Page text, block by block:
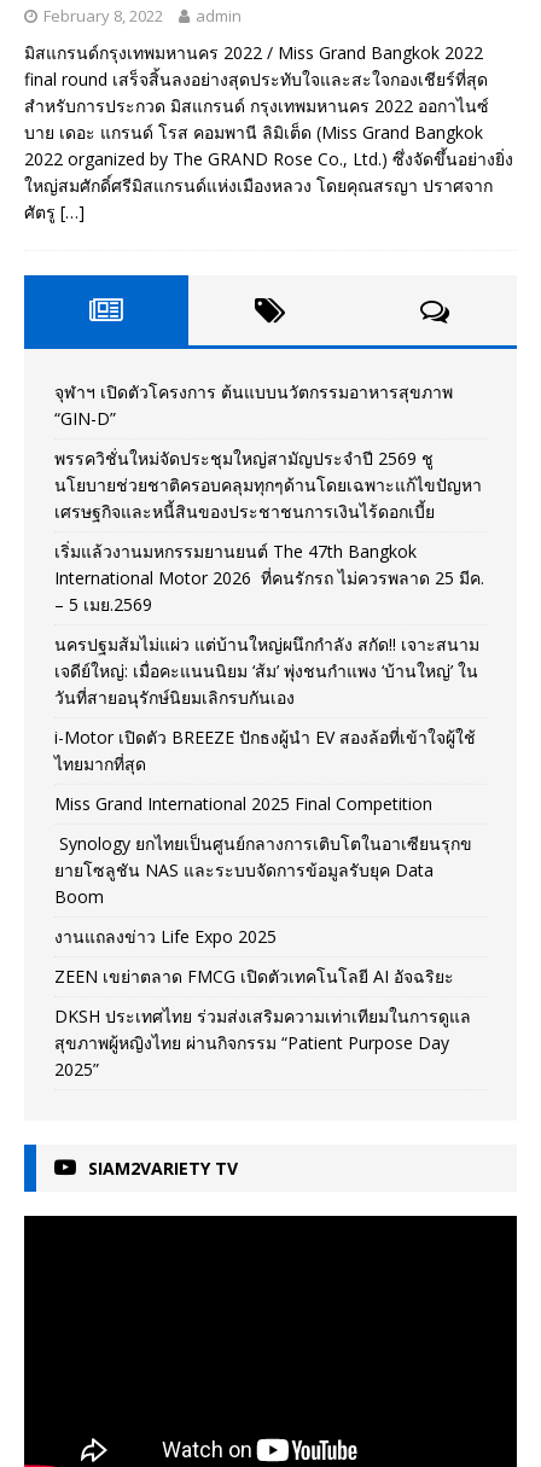
February 8, 2022 admin
มิสแกรนด์กรุงเทพมหานคร 2022 / Miss Grand Bangkok 2022
final round เสร็จสิ้นลงอย่างสุดประทับใจและสะใจกองเชียร์ที่สุด
สำหรับการประกวด มิสแกรนด์ กรุงเทพมหานคร 2022 ออกาไนซ์
บาย เดอะ แกรนด์ โรส คอมพานี ลิมิเต็ด (Miss Grand Bangkok
2022 organized by The GRAND Rose Co., Ltd.) ซึ่งจัดขึ้นอย่างยิ่ง
ใหญ่สมศักดิ์ศรีมิสแกรนด์แห่งเมืองหลวง โดยคุณสรญา ปราศจาก
ศัตรู […]
จุฬาฯ เปิดตัวโครงการ ต้นแบบนวัตกรรมอาหารสุขภาพ
“GIN-D”
พรรควิชั่นใหม่จัดประชุมใหญ่สามัญประจำปี 2569 ชู
นโยบายช่วยชาติครอบคลุมทุกๆด้านโดยเฉพาะแก้ไขปัญหา
เศรษฐกิจและหนี้สินของประชาชนการเงินไร้ดอกเบี้ย
เริ่มแล้วงานมหกรรมยานยนต์ The 47th Bangkok
International Motor 2026 ที่คนรักรถ ไม่ควรพลาด 25 มีค.
– 5 เมย.2569
นครปฐมส้มไม่แผ่ว แต่บ้านใหญ่ผนึกกำลัง สกัด!! เจาะสนาม
เจดีย์ใหญ่: เมื่อคะแนนนิยม ‘ส้ม’ พุ่งชนกำแพง ‘บ้านใหญ่’ ใน
วันที่สายอนุรักษ์นิยมเลิกรบกันเอง
i-Motor เปิดตัว BREEZE ปักธงผู้นำ EV สองล้อที่เข้าใจผู้ใช้
ไทยมากที่สุด
Miss Grand International 2025 Final Competition
Synology ยกไทยเป็นศูนย์กลางการเติบโตในอาเซียนรุกข
ยายโซลูชัน NAS และระบบจัดการข้อมูลรับยุค Data
Boom
งานแถลงข่าว Life Expo 2025
ZEEN เขย่าตลาด FMCG เปิดตัวเทคโนโลยี AI อัจฉริยะ
DKSH ประเทศไทย ร่วมส่งเสริมความเท่าเทียมในการดูแล
สุขภาพผู้หญิงไทย ผ่านกิจกรรม “Patient Purpose Day
2025”
SIAM2VARIETY TV